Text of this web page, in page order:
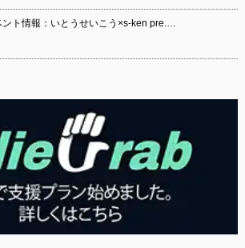
ント情報：いとうせいこう×s-ken pre.…